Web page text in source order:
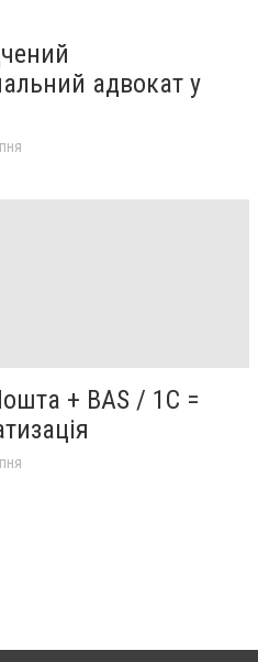
адвокат у
+ BAS / 1C =